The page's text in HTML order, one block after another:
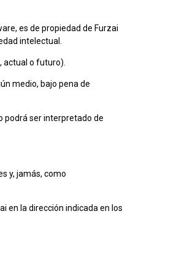
es de propiedad de Furzai
intelectual.
actual o futuro).
medio, bajo pena de
podrá ser interpretado de
y, jamás, como
en la dirección indicada en los